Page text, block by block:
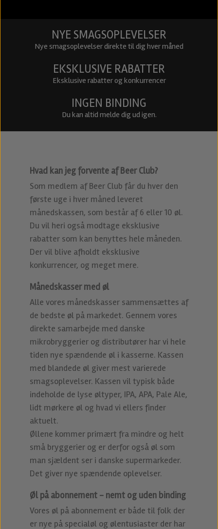
NYE SMAGSOPLEVELSER
Nye smagsoplevelser direkte til dig hver måned
EKSKLUSIVE RABATTER
Eksklusive rabatter og konkurrencer
INGEN BINDING
Du kan altid melde dig ud igen.
Hvad kan jeg forvente af Beer Club?
Som medlem af Beer Club får du hver den
første uge i hver måned leveret
månedskassen, som består af 6 eller 10 øl.
Du vil heri også modtage eksklusive
rabatter som kan benyttes hele måneden.
Der vil blive afholdt eksklusive
konkurrencer, og meget mere.
Månedskasser med øl
Alle vores månedskasser sammensættes af
de bedste øl på markedet. Gennem vores
direkte samarbejde med danske
mikrobryggerier og distributører har vi hele
tiden nye spændende øl i kasserne. Kassen
med blandede øl giver mest varierede
smagsoplevelser. Kassen vil typisk både
indeholde de lyse øltyper, IPA, APA, Pale Ale,
lidt mørkere øl og hvad vi ellers finder
aktuelt.
Øllene kommer primært fra mindre og helt
små bryggerier og er derfor også øl som
man sjældent ser i danske supermarkeder.
Det giver nye spændende oplevelser.
Øl på abonnement - nemt og uden binding
Vores øl på abonnement er både til folk der
er nye på specialøl og ølentusiaster der har